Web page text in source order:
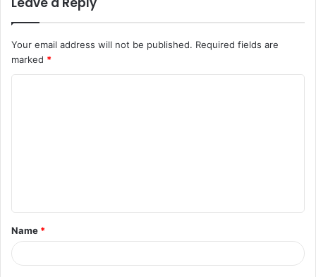
Your email address will not be published. Required fields are
marked *
Name *